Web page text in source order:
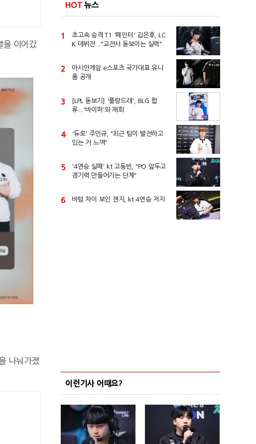
을 이어갔
나눠가졌
HOT 뉴스
1
초고속 승격 T1 '페인터' 김은후, LC
K 데뷔전..."교전서 돋보이는 실력"
2
아시안게임 e스포츠 국가대표 유니
폼 공개
3
[LPL 돋보기] '플랑드레', BLG 합
류...'바이퍼'와 재회
4
'듀로' 주민규, "최근 팀이 발전하고
있는 거 느껴"
5
'4연승 실패' kt 고동빈, "PO 앞두고
경기력 만들어가는 단계"
6 바텀 차이 보인 젠지, kt 4연승 저지
이런기사 어때요?